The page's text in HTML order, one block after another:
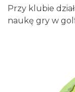
Przy klubie
naukę gry w